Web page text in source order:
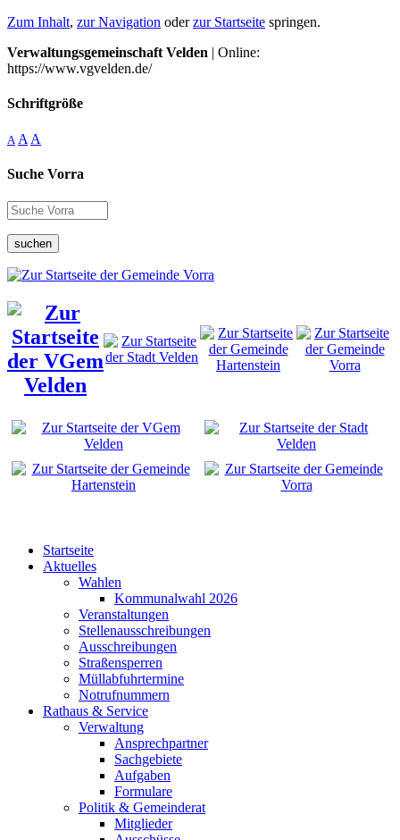
Zum Inhalt, zur Navigation oderzur Startseite springen.
Verwaltungsgemeinschaft Velden | Online:
https://www.vgvelden.de/
Schriftgröße
A A A
Suche Vorra
suchen
Startseite
Aktuelles
Wahlen
Kommunalwahl 2026
Veranstaltungen
Stellenausschreibungen
Ausschreibungen
Straßensperren
Müllabfuhrtermine
Notrufnummern
Rathaus & Service
Verwaltung
Ansprechpartner
Sachgebiete
Aufgaben
Formulare
Politik & Gemeinderat
Mitglieder